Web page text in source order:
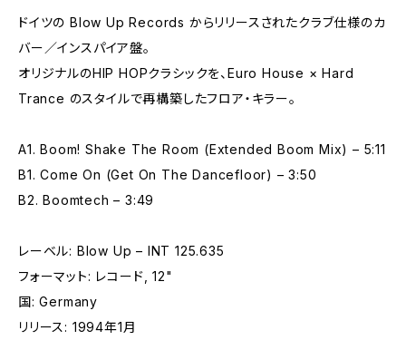
ドイツの Blow Up Records からリリースされたクラブ仕様のカ
バー／インスパイア盤。
オリジナルのHIP HOPクラシックを、Euro House × Hard
Trance のスタイルで再構築したフロア・キラー。
A1. Boom! Shake The Room (Extended Boom Mix) – 5:11
B1. Come On (Get On The Dancefloor) – 3:50
B2. Boomtech – 3:49
レーベル: Blow Up – INT 125.635
フォーマット: レコード, 12"
国: Germany
リリース: 1994年1月